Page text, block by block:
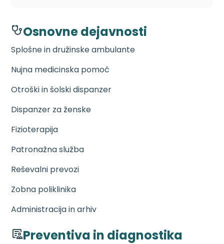
Osnovne dejavnosti
Splošne in družinske ambulante
Nujna medicinska pomoč
Otroški in šolski dispanzer
Dispanzer za ženske
Fizioterapija
Patronažna služba
Reševalni prevozi
Zobna poliklinika
Administracija in arhiv
Preventiva in diagnostika